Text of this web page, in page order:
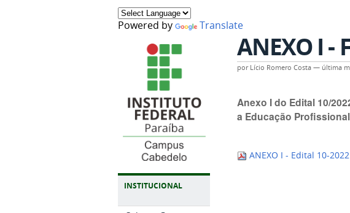
Powered by Translate
INSTITUCIONAL
ANEXO I
por Lício Romero Costa — última
Anexo I do Edital 10/
a Educação
ANEXO I - Edital 10-